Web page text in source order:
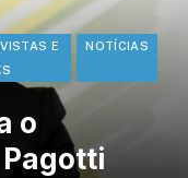
E
NOTÍCIAS
o